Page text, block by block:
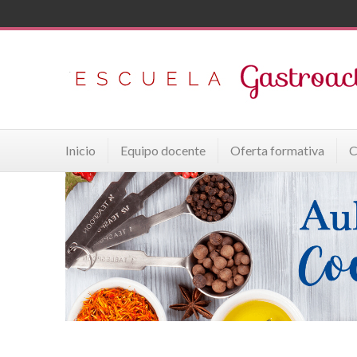
Inicio Equipo docente Oferta formativa